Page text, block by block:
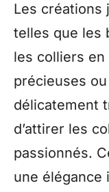
Les créations
telles que les
les colliers
précieuses
délicatement
d’attirer les
passionnés.
une élégance